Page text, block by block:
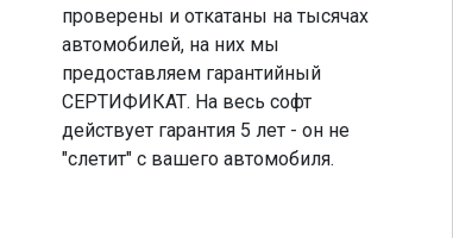
проверены и откатаны на тысячах
автомобилей, на них мы
предоставляем гарантийный
СЕРТИФИКАТ. На весь софт
действует гарантия 5 лет - он не
"слетит" с вашего автомобиля.